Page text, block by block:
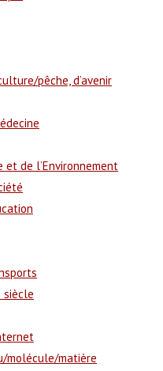
pêche, d’avenir
et de l’Environnement
siècle
molécule/matière